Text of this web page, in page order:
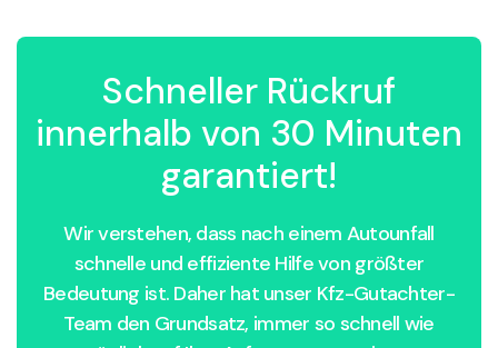
Schneller Rückruf
innerhalb von 30 Minuten
garantiert!
Wir verstehen, dass nach einem Autounfall
schnelle und effiziente Hilfe von größter
Bedeutung ist. Daher hat unser Kfz-Gutachter-
Team den Grundsatz, immer so schnell wie